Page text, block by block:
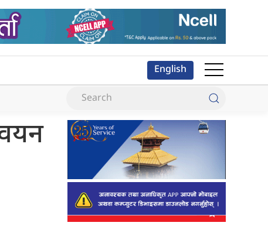
English